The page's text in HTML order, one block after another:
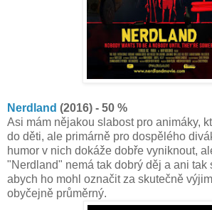
Nerdland (2016) - 50 %
Asi mám nějakou slabost pro animáky,
do děti, ale primárně pro dospělého
humor v nich dokáže dobře vyniknout,
"Nerdland" nemá tak dobrý děj a ani tak
abych ho mohl označit za skutečně
obyčejně průměrný.